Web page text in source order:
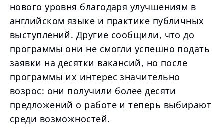
нового уровня благодаря улучшениям в
английском языке и практике публичных
выступлений. Другие сообщили, что до
программы они не смогли успешно подать
заявки на десятки вакансий, но после
программы их интерес значительно
возрос: они получили более десяти
предложений о работе и теперь выбирают
среди возможностей.